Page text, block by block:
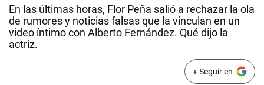
En las últimas horas, Flor Peña salió a rechazar la ola
de rumores y noticias falsas que la vinculan en un
video íntimo con Alberto Fernández. Qué dijo la
actriz.
+ Seguir en